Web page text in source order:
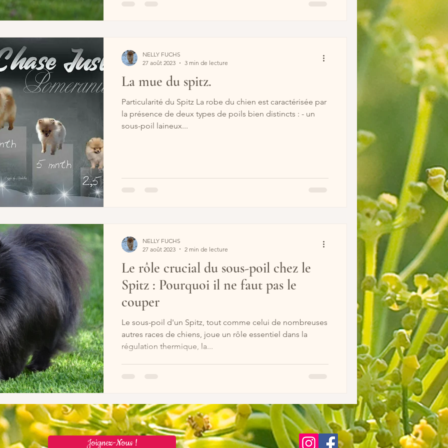
La mue du spitz.
Particularité du Spitz La robe du chien est caractérisée par
la présence de deux types de poils bien distincts : - un
sous-poil laineux...
NELLY FUCHS
27 août 2023
3 min de lecture
Le rôle crucial du sous-poil chez le
Spitz : Pourquoi il ne faut pas le
couper
Le sous-poil d'un Spitz, tout comme celui de nombreuses
autres races de chiens, joue un rôle essentiel dans la
régulation thermique, la...
NELLY FUCHS
27 août 2023
2 min de lecture
Joignez-Nous !